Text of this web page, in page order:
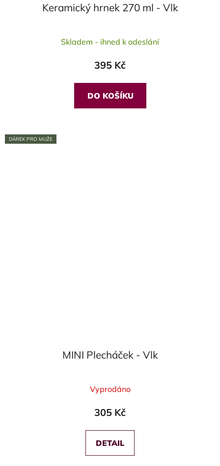
Keramický hrnek 270 ml - Vlk
Skladem - ihned k odeslání
395 Kč
DO KOŠÍKU
DÁREK PRO MUŽE
MINI Plecháček - Vlk
hodnocení
je
5,0
z
5
Vyprodáno
305 Kč
DETAIL